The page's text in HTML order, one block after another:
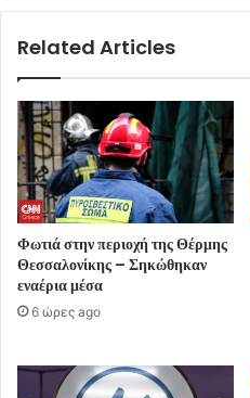
Related Articles
Φωτιά στην περιοχή της Θέρμης
Θεσσαλονίκης – Σηκώθηκαν
εναέρια μέσα
6 ώρες ago